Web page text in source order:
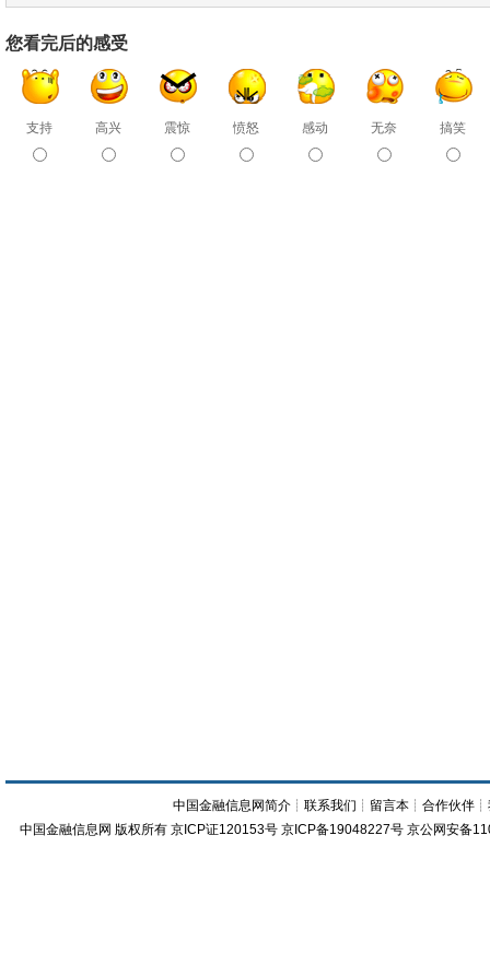
您看完后的感受
支持 高兴 震惊 愤怒 感动 无奈 搞笑
中国金融信息网简介 ┊联系我们 ┊ 留言本 ┊合作伙伴 ┊
中国金融信息网 版权所有 京ICP证120153号 京ICP备19048227号 京公网安备